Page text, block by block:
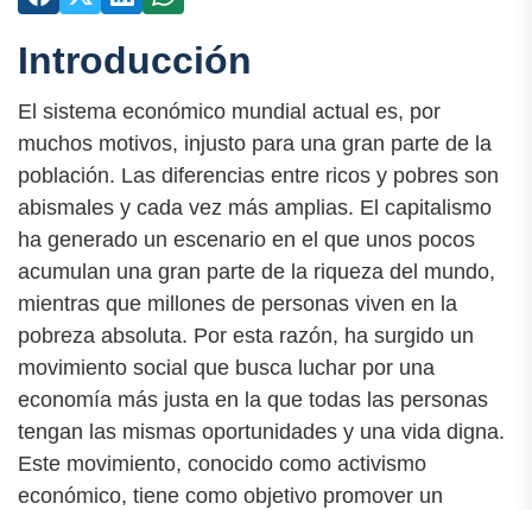
Introducción
El sistema económico mundial actual es, por
muchos motivos, injusto para una gran parte de la
población. Las diferencias entre ricos y pobres son
abismales y cada vez más amplias. El capitalismo
ha generado un escenario en el que unos pocos
acumulan una gran parte de la riqueza del mundo,
mientras que millones de personas viven en la
pobreza absoluta. Por esta razón, ha surgido un
movimiento social que busca luchar por una
economía más justa en la que todas las personas
tengan las mismas oportunidades y una vida digna.
Este movimiento, conocido como activismo
económico, tiene como objetivo promover un